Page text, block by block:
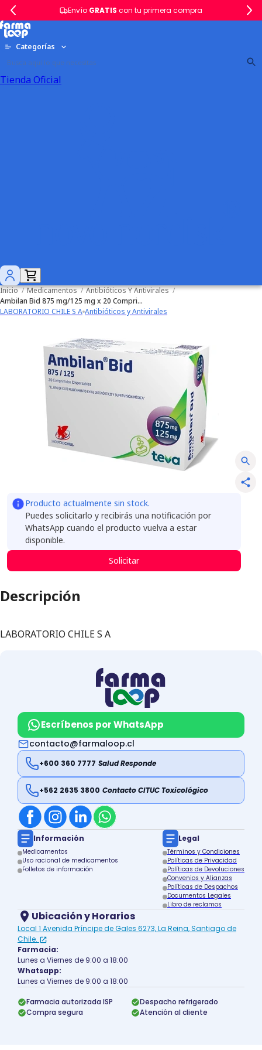
Envío GRATIS con tu primera compra
Categorías
Tienda Oficial
Inicio / Medicamentos / Antibióticos Y Antivirales /
Ambilan Bid 875 mg/125 mg x 20 Comprimidos
LABORATORIO CHILE S A Antibióticos y Antivirales
Producto actualmente sin stock.
Puedes solicitarlo y recibirás una notificación por
WhatsApp cuando el producto vuelva a estar
disponible.
Solicitar
Descripción
LABORATORIO CHILE S A
Escríbenos por WhatsApp
contacto@farmaloop.cl
+600 360 7777 Salud Responde
+562 2635 3800 Contacto CITUC Toxicológico
Información
Medicamentos
Uso racional de medicamentos
Folletos de información
Legal
Términos y Condiciones
Políticas de Privacidad
Políticas de Devoluciones
Convenios y Alianzas
Políticas de Despachos
Documentos Legales
Libro de reclamos
Ubicación y Horarios
Local 1 Avenida Príncipe de Gales 6273, La Reina, Santiago de
Chile.
Farmacia:
Lunes a Viernes de 9:00 a 18:00
Whatsapp:
Lunes a Viernes de 9:00 a 18:00
Farmacia autorizada ISP
Despacho refrigerado
Compra segura
Atención al cliente